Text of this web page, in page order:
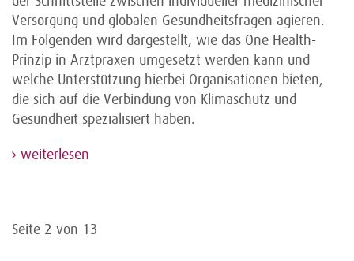
Versorgung und globalen Gesundheitsfragen agieren.
Im Folgenden wird dargestellt, wie das One Health-
Prinzip in Arztpraxen umgesetzt werden kann und
welche Unterstützung hierbei Organisationen bieten,
die sich auf die Verbindung von Klimaschutz und
Gesundheit spezialisiert haben.
weiterlesen
Seite 2 von 13